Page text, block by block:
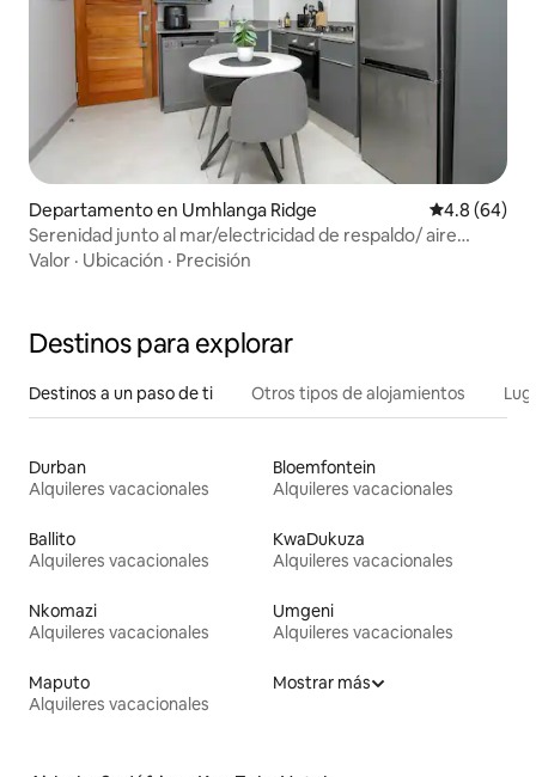
Departamento en Umhlanga Ridge Calificación
4.8 (64)
Serenidad junto al mar/electricidad de respaldo/ aire
acondicionado
Valor · Ubicación · Precisión
Destinos para explorar
Destinos a un paso de ti Otros tipos de alojamientos
Durban
Alquileres vacacionales
Bloemfontein
Alquileres vacacionales
Ballito
Alquileres vacacionales
KwaDukuza
Alquileres vacacionales
Nkomazi
Alquileres vacacionales
Umgeni
Alquileres vacacionales
Maputo
Alquileres vacacionales
Mostrar más